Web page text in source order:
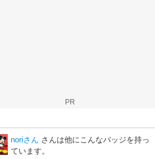
PR
noriさん さんは他にこんなバッジを持っ
ています。